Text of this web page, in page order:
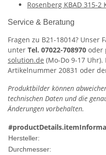
Rosenberg KBAD 315-
Service & Beratung
Fragen zu B21-18014? Unser
unter Tel. 07022-708970 oder
solution.de (Mo-Do 9-17
Artikelnummer 20831 oder
Produktbilder können
technischen Daten und die
Änderungen vorbehalten.
Hersteller:
Durchmesser: